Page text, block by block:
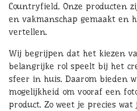
Countryfield. Onze producten
en vakmanschap gemaakt en
vertellen.
Wij begrijpen dat het kiezen
belangrijke rol speelt bij het
sfeer in huis. Daarom bieden
mogelijkheid om vooraf een
product. Zo weet je precies